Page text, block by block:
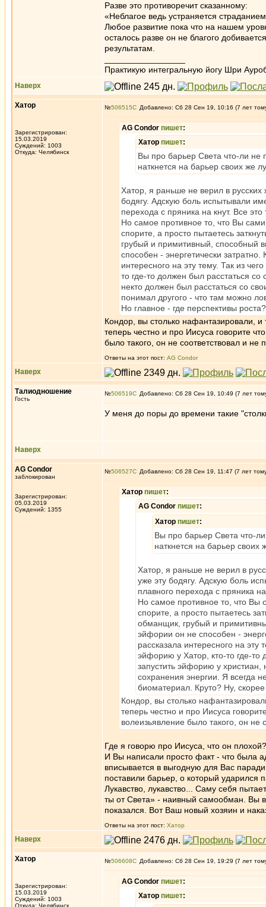
Разве это противоречит сказанному:
«Неблагое ведь устраняется
Любое развитие пока что на нашем
осталось разве он не благого
результатам.
Практикую интегральную йогу Шри
Наверх
Хатор
Зарегистрирован:
15.03.2019
Суждений: 1003
Откуда: Челябинск
№506515 Добавлено: Сб 28 Сен 19, 10:16 (7 лет
AG Condor пишет:
Хатор пишет:
Вы про барьер Света что-ли не
наткнется на барьер своих же
Хатор, я раньше не верил в русских
бодягу. Адскую боль испытывали
перехода с пряника на кнут. Все
Но самое противное то, что Вы
спорите, а просто пытаетесь
грубый и примитивный, способный
способен - энергетически
интересного на эту тему. Так из
то где-то должен был расстаться
некто должен был расстаться со
понимал другого - что там можно
Но главное - где перспективы роста?
Кондор, вы столько нафантазировали, и
теперь честно и про Иисуса говорите
было такого, он не соответствовал и не
Ответы на этот пост: AG Condor
Наверх
Талиодношение
Гость
№506519 Добавлено: Сб 28 Сен 19, 10:49 (7 лет
У меня до поры до времени такие
Наверх
AG Condor
заблокирован
Зарегистрирован:
05.03.2019
Суждений: 1355
№506527 Добавлено: Сб 28 Сен 19, 11:47 (7 лет
Хатор пишет:
AG Condor пишет:
Хатор пишет:
Вы про барьер Света что-
наткнется на барьер
Хатор, я раньше не верил в
уже эту бодягу. Адскую боль
плавного перехода с пряника
Но самое противное то, что Вы
спорите, а просто пытаетесь
обманщик, грубый и
эйфории он не способен -
рассказала интересного на
эйфорию у Хатор, кто-то где-то
запустить эйфорию у
сохранения энергии. Я всегда
биоматериал. Круто? Ну,
Кондор, вы столько
теперь честно и про Иисуса
волеизьявление было такого, он не
Где я говорю про Иисуса, что он
И Вы написали просто факт - что была
вписывается в выгодную для Вас
поставили барьер, о который
Лукавство, лукавство... Саму себя
ты от Света» - наивный самообман. Вы
показался. Вот Ваш новый хозяин и
Ответы на этот пост: Хатор
Наверх
Хатор
Зарегистрирован:
15.03.2019
Суждений: 1003
Откуда: Челябинск
№506608 Добавлено: Сб 28 Сен 19, 19:29 (7 лет
AG Condor пишет:
Хатор пишет: